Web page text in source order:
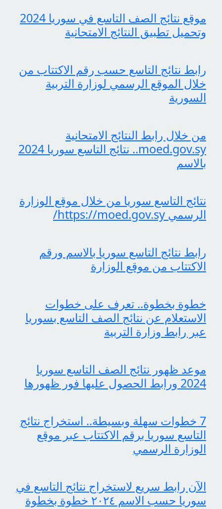
موقع نتائج الصف التاسع في سوريا 2024
وتحميل تطبيق النتائج الامتحانية
رابط نتائج التاسع حسب رقم الاكتتاب من
خلال الموقع الرسمي لوزارة التربية
السورية
من خلال رابط النتائج الامتحانية
moed.gov.sy.. نتائج التاسع سوريا 2024
بالاسم
نتائج التاسع سوريا من خلال موقع الوزارة
الرسمي https://moed.gov.sy/
رابط نتائج التاسع سوريا بالاسم ورقم
الاكتتاب من موقع الوزارة
خطوة بخطوة.. تعرف على خطوات
الاستعلام عن نتائج الصف التاسع بسوريا
عبر رابط وزارة التربية
موعد ظهور نتائج الصف التاسع سوريا
2024 ورابط الحصول عليها فور ظهورها
7 خطوات سهلة وبسيطة.. استخراج نتائج
التاسع سوريا برقم الاكتتاب عبر موقع
الوزارة الرسمي
الآن رابط سريع لاستخراج نتائج التاسع في
سوريا حسب الاسم ٢٠٢٤ خطوة بخطوة